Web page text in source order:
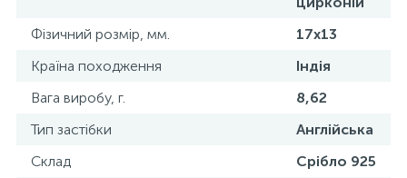
Фізичний розмір, мм.
17х13
Країна походження
Індія
Вага виробу, г.
8,62
Тип застібки
Англійська
Склад
Срібло 925